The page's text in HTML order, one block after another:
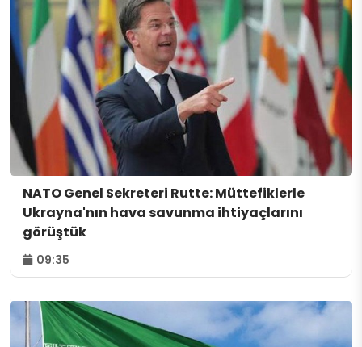
NATO Genel Sekreteri Rutte: Müttefiklerle
Ukrayna'nın hava savunma ihtiyaçlarını
görüştük
09:35